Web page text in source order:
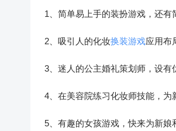
1、简单易上手的装扮游戏，还有
2、吸引人的化妆换装游戏应用布
3、迷人的公主婚礼策划师，设有
4、在美容院练习化妆师技能，为
5、有趣的女孩游戏，快来为新娘